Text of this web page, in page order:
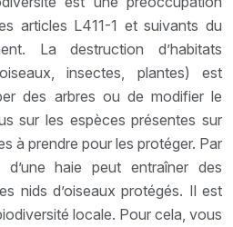
articles L411-1 et suivants du
La destruction d’habitats
insectes, plantes) est
des arbres ou de modifier le
sur les espèces présentes sur
à prendre pour les protéger. Par
haie peut entraîner des
nids d’oiseaux protégés. Il est
locale. Pour cela, vous